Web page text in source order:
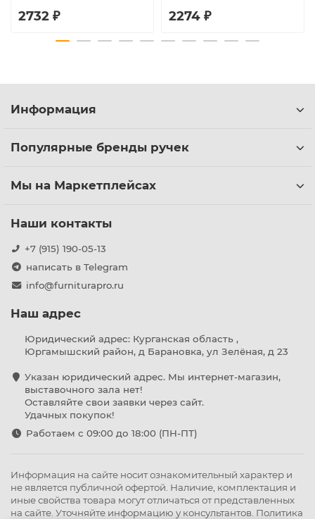
2732 ₽ 2274 ₽
Информация
Популярные бренды ручек
Мы на Маркетплейсах
Наши контакты
+7 (915) 190-05-13
написать в Telegram
info@furniturapro.ru
Наш адрес
Юридический адрес: Курганская область ,
Юргамышский район, д Барановка, ул Зелёная, д 23
Указан юридический адрес. Мы интернет-магазин,
выставочного зала нет!
Оставляйте свои заявки через сайт.
Удачных покупок!
Работаем с 09:00 до 18:00 (ПН-ПТ)
Информация на сайте носит ознакомительный характер и
не является публичной офертой. Наличие, комплектация и
иные свойства товара могут отличаться от представленных
на сайте. Уточняйте информацию у консультантов. Политика